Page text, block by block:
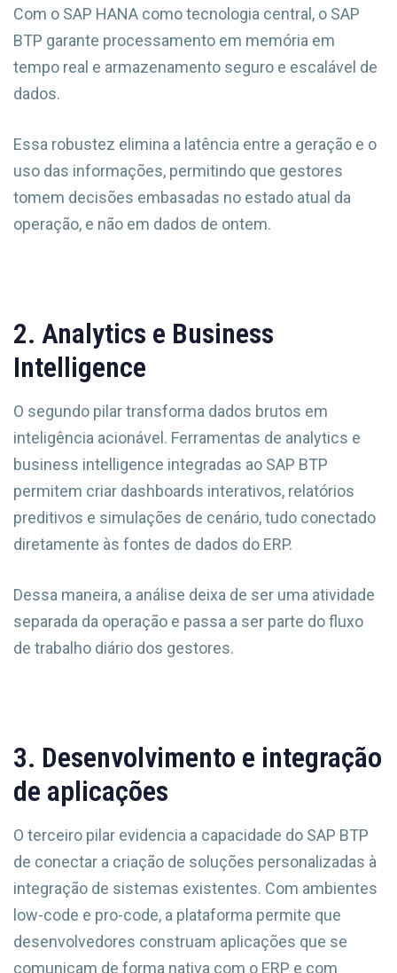
Com o SAP HANA como tecnologia central, o SAP
BTP garante processamento em memória em
tempo real e armazenamento seguro e escalável de
dados.
Essa robustez elimina a latência entre a geração e o
uso das informações, permitindo que gestores
tomem decisões embasadas no estado atual da
operação, e não em dados de ontem.
2. Analytics e Business
Intelligence
O segundo pilar transforma dados brutos em
inteligência acionável. Ferramentas de analytics e
business intelligence integradas ao SAP BTP
permitem criar dashboards interativos, relatórios
preditivos e simulações de cenário, tudo conectado
diretamente às fontes de dados do ERP.
Dessa maneira, a análise deixa de ser uma atividade
separada da operação e passa a ser parte do fluxo
de trabalho diário dos gestores.
3. Desenvolvimento e integração
de aplicações
O terceiro pilar evidencia a capacidade do SAP BTP
de conectar a criação de soluções personalizadas à
integração de sistemas existentes. Com ambientes
low-code e pro-code, a plataforma permite que
desenvolvedores construam aplicações que se
comunicam de forma nativa com o ERP e com